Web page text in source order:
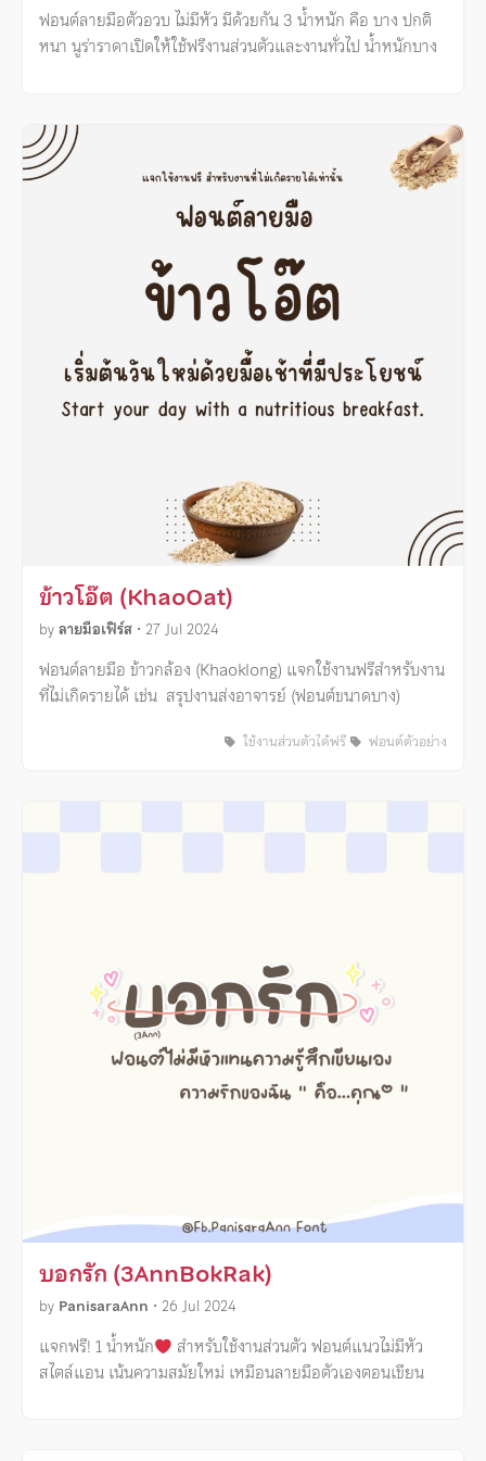
ฟอนต์ลายมือตัวอวบ ไม่มีหัว มีด้วยกัน 3 น้ำหนัก คือ บาง ปกติ
หนา นูร่าราดาเปิดให้ใช้ฟรีงานส่วนตัวและงานทั่วไป น้ำหนักบาง
ข้าวโอ๊ต (KhaoOat)
byลายมือเฟิร์ส • 27 Jul 2024
ฟอนต์ลายมือ ข้าวกล้อง (Khaoklong) แจกใช้งานฟรีสำหรับงาน
ที่ไม่เกิดรายได้ เช่น สรุปงานส่งอาจารย์ (ฟอนต์ขนาดบาง)
ใช้งานส่วนตัวได้ฟรี ฟอนต์ตัวอย่าง
บอกรัก (3AnnBokRak)
by PanisaraAnn • 26 Jul 2024
แจกฟรี! 1 น้ำหนัก
สำหรับใช้งานส่วนตัว ฟอนต์แนวไม่มีหัว
สไตล์แอน เน้นความสมัยใหม่ เหมือนลายมือตัวเองตอนเขียน